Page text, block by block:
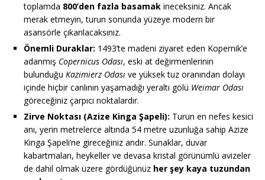
toplamda 800’den fazla basamak ineceksiniz. Ancak
merak etmeyin, turun sonunda yüzeye modern bir
asansörle çıkarılacaksınız.
Önemli Duraklar: 1493’te madeni ziyaret eden Kopernik’e
adanmış Copernicus Odası, eski at değirmenlerinin
bulunduğu Kazimierz Odası ve yüksek tuz oranından dolayı
içinde hiçbir canlının yaşamadığı yeraltı gölü Weimar Odası
göreceğiniz çarpıcı noktalardır.
Zirve Noktası (Azize Kinga Şapeli): Turun en nefes kesici
anı, yerin metrelerce altında 54 metre uzunluğa sahip Azize
Kinga Şapeli’ne gireceğiniz andır. Sunaklar, duvar
kabartmaları, heykeller ve devasa kristal görünümlü avizeler
de dahil olmak üzere gördüğünüz her şey kaya tuzundan